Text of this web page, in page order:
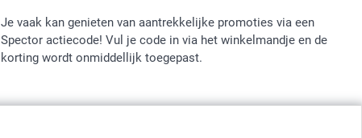
Je vaak kan genieten van aantrekkelijke promoties via een
Spector actiecode! Vul je code in via het winkelmandje en de
korting wordt onmiddellijk toegepast.